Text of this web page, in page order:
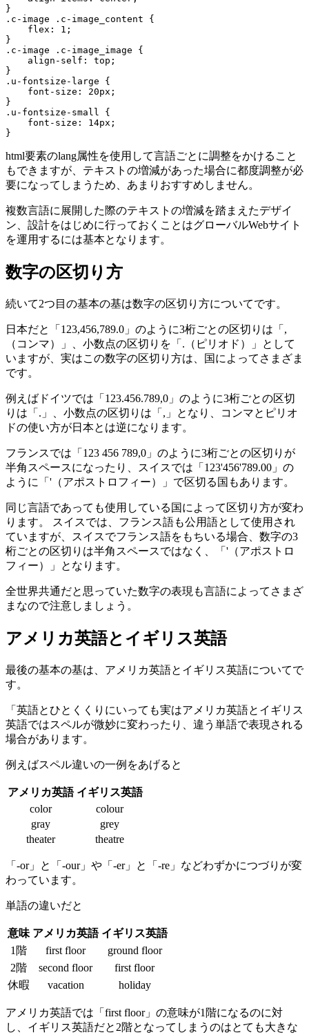
}
.c-image .c-image_content {
    flex: 1;
}
.c-image .c-image_image {
    align-self: top;
}
.u-fontsize-large {
    font-size: 20px;
}
.u-fontsize-small {
    font-size: 14px;
html要素のlang属性を使用して言語ごとに調整をかけること
もできますが、テキストの増減があった場合に都度調整が必
要になってしまうため、あまりおすすめしません。
複数言語に展開した際のテキストの増減を踏まえたデザイ
ン、設計をはじめに行っておくことはグローバルWebサイト
を運用するには基本となります。
数字の区切り方
続いて2つ目の基本の基は数字の区切り方についてです。
日本だと「123,456,789.0」のように3桁ごとの区切りは「,
（コンマ）」、小数点の区切りを「.（ピリオド）」として
いますが、実はこの数字の区切り方は、国によってさまざま
です。
例えばドイツでは「123.456.789,0」のように3桁ごとの区切
りは「.」、小数点の区切りは「,」となり、コンマとピリオ
ドの使い方が日本とは逆になります。
フランスでは「123 456 789,0」のように3桁ごとの区切りが
半角スペースになったり、スイスでは「123'456'789.00」の
ように「'（アポストロフィー）」で区切る国もあります。
同じ言語であっても使用している国によって区切り方が変わ
ります。 スイスでは、フランス語も公用語として使用され
ていますが、スイスでフランス語をもちいる場合、数字の3
桁ごとの区切りは半角スペースではなく、「'（アポストロ
フィー）」となります。
全世界共通だと思っていた数字の表現も言語によってさまざ
まなので注意しましょう。
アメリカ英語とイギリス英語
最後の基本の基は、アメリカ英語とイギリス英語についてで
す。
「英語とひとくくりにいっても実はアメリカ英語とイギリス
英語ではスペルが微妙に変わったり、違う単語で表現される
場合があります。
例えばスペル違いの一例をあげると
アメリカ英語 イギリス英語
color
colour
gray
grey
theater
theatre
「-or」と「-our」や「-er」と「-re」などわずかにつづりが変
わっています。
単語の違いだと
意味 アメリカ英語 イギリス英語
1階
first floor
ground floor
2階
second floor
first floor
休暇
vacation holiday
アメリカ英語では「first floor」の意味が1階になるのに対
し、イギリス英語だと2階となってしまうのはとても大きな